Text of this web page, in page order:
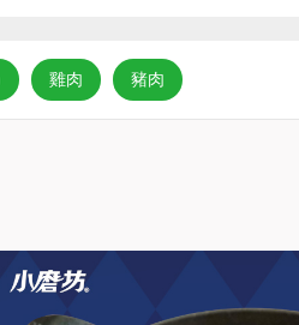
雞肉 豬肉